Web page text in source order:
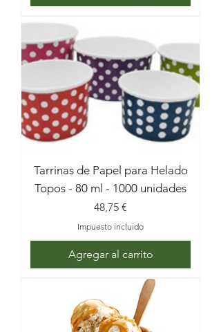
Tarrinas de Papel para Helado
Topos - 80 ml - 1000 unidades
Precio
48,75 €
Impuesto incluido
Agregar al carrito